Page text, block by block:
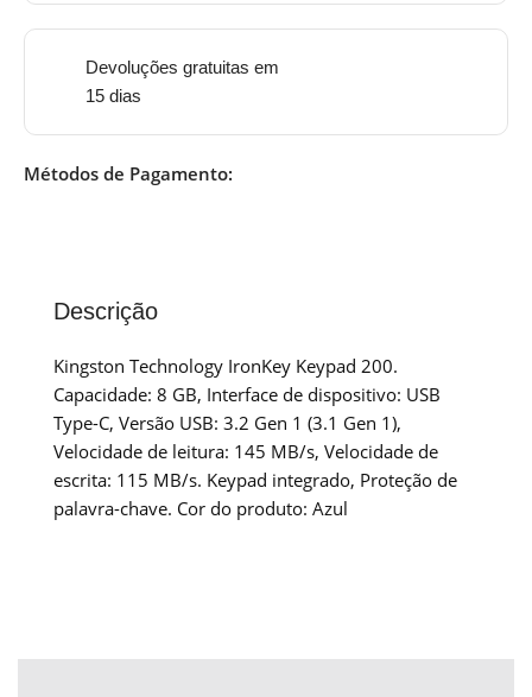
Devoluções gratuitas em
15 dias
Métodos de Pagamento:
Descrição
Kingston Technology IronKey Keypad 200.
Capacidade: 8 GB, Interface de dispositivo: USB
Type-C, Versão USB: 3.2 Gen 1 (3.1 Gen 1),
Velocidade de leitura: 145 MB/s, Velocidade de
escrita: 115 MB/s. Keypad integrado, Proteção de
palavra-chave. Cor do produto: Azul